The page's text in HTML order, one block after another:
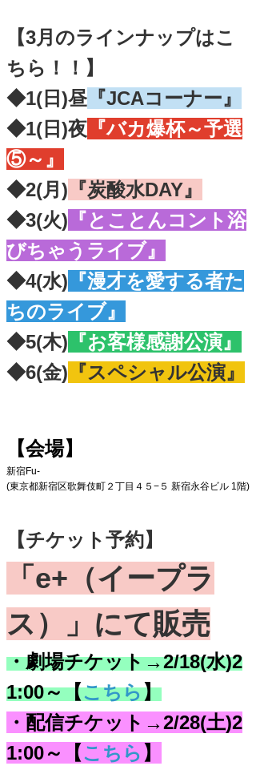
【3月のラインナップはこ
ちら！！】
◆1(日)昼 『JCAコーナー』
◆1(日)夜 『バカ爆杯～予選
⑤～』
◆2(月) 『炭酸水DAY』
◆3(火) 『とことんコント浴
びちゃうライブ』
◆4(水) 『漫才を愛する者た
ちのライブ』
◆5(木) 『お客様感謝公演』
◆6(金) 『スペシャル公演』
【会場】
新宿Fu-
(東京都新宿区歌舞伎町２丁目４５−５ 新宿永谷ビル 1階)
【チケット予約】
「e+（イープラ
ス）
」にて販売
・劇場チケット→2/18(水)2
1:00～【こちら】
・配信チケット→2/28(土)2
1:00～【こちら 】